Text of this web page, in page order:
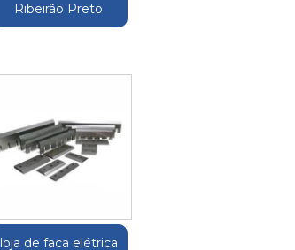
Ribeirão Preto
loja de faca elétrica